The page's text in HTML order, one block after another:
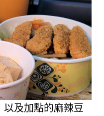
以及加點的麻辣豆